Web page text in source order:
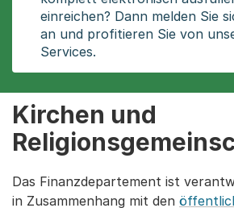
einreichen? Dann melden Sie
an und profitieren Sie von
Services.
Kirchen und
Das Finanzdepartement ist
in Zusammenhang mit den